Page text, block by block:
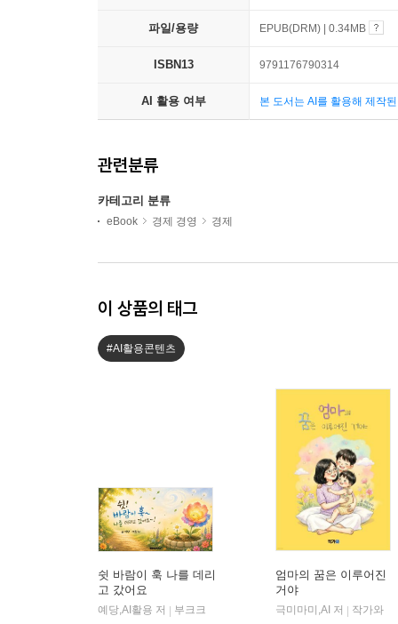
파일/용량 EPUB(DRM) | 0.34MB
ISBN13 9791176790314
AI 활용 여부 본 도서는 AI를 활용해 제작
관련분류
카테고리 분류
eBook 경제 경영 경제
이 상품의 태그
#AI활용콘텐츠
쉿 바람이 훅 나를 데리
고 갔어요
예당,AI활용 저 | 부크크
엄마의 꿈은 이루어진
거야
극미마미,AI 저 | 작가와